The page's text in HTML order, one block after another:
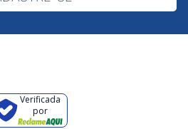
Verificada
por